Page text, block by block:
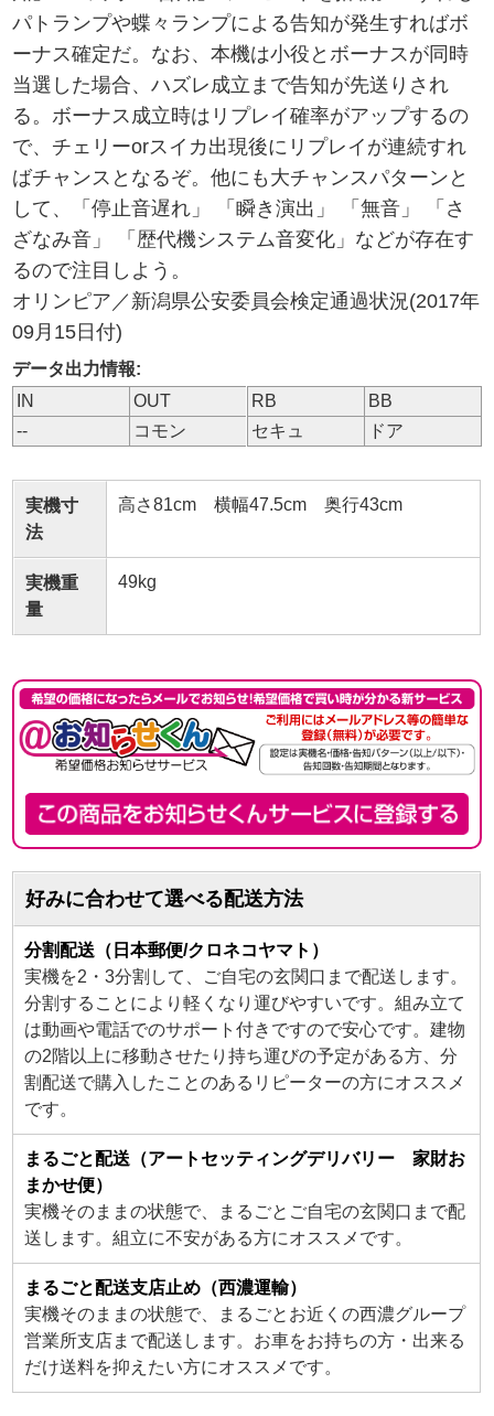
パトランプや蝶々ランプによる告知が発生すればボ
ーナス確定だ。なお、本機は小役とボーナスが同時
当選した場合、ハズレ成立まで告知が先送りされ
る。ボーナス成立時はリプレイ確率がアップするの
で、チェリーorスイカ出現後にリプレイが連続すれ
ばチャンスとなるぞ。他にも大チャンスパターンと
して、「停止音遅れ」 「瞬き演出」 「無音」 「さ
ざなみ音」 「歴代機システム音変化」などが存在す
るので注目しよう。
オリンピア／新潟県公安委員会検定通過状況(2017年
09月15日付)
データ出力情報:
IN
OUT RB
BB
--
コモン セキュ ドア
実機寸
法
高さ81cm 横幅47.5cm 奥行43cm
実機重
量
49kg
好みに合わせて選べる配送方法
分割配送（日本郵便/クロネコヤマト）
実機を2・3分割して、ご自宅の玄関口まで配送します。
分割することにより軽くなり運びやすいです。組み立て
は動画や電話でのサポート付きですので安心です。建物
の2階以上に移動させたり持ち運びの予定がある方、分
割配送で購入したことのあるリピーターの方にオススメ
です。
まるごと配送（アートセッティングデリバリー 家財お
まかせ便）
実機そのままの状態で、まるごとご自宅の玄関口まで配
送します。組立に不安がある方にオススメです。
まるごと配送支店止め（西濃運輸）
実機そのままの状態で、まるごとお近くの西濃グループ
営業所支店まで配送します。お車をお持ちの方・出来る
だけ送料を抑えたい方にオススメです。